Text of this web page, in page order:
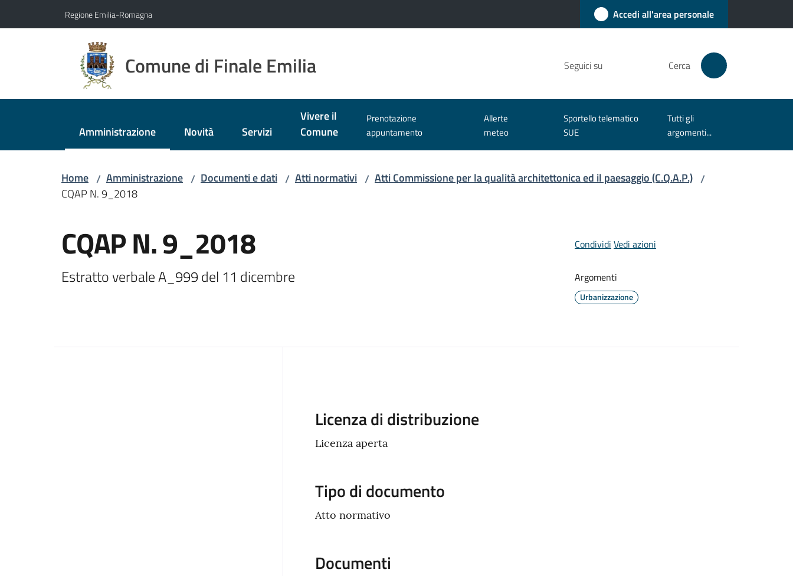
Regione Emilia-Romagna Accedi all'area personale
Comune di Finale Emilia Seguici su Cerca
Amministrazione
Menu selezionato Novità Servizi
Vivere il
Comune
Prenotazione
appuntamento
Allerte
meteo
Sportello telematico
SUE
Tutti gli
argomenti...
Home / Amministrazione / Documenti e dati / Atti normativi / Atti Commissione per la qualità architettonica ed il paesaggio (C.Q.A.P.) /
CQAP N. 9_2018
CQAP N. 9_2018
Estratto verbale A_999 del 11 dicembre
Condividi Vedi azioni
Argomenti
Urbanizzazione
Descrizione
Licenza di distribuzione
Licenza aperta
Tipo di documento
Atto normativo
Documenti